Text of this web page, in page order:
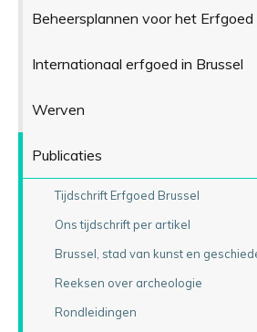
Beheersplannen voor het Erfgoed
Internationaal erfgoed in Brussel
Werven
Publicaties
Tijdschrift Erfgoed Brussel
Ons tijdschrift per artikel
Brussel, stad van kunst en
Reeksen over archeologie
Rondleidingen